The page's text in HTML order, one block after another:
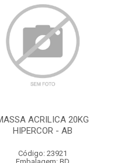
ACRILICA 20KG
HIPERCOR - AB
Código: 23921